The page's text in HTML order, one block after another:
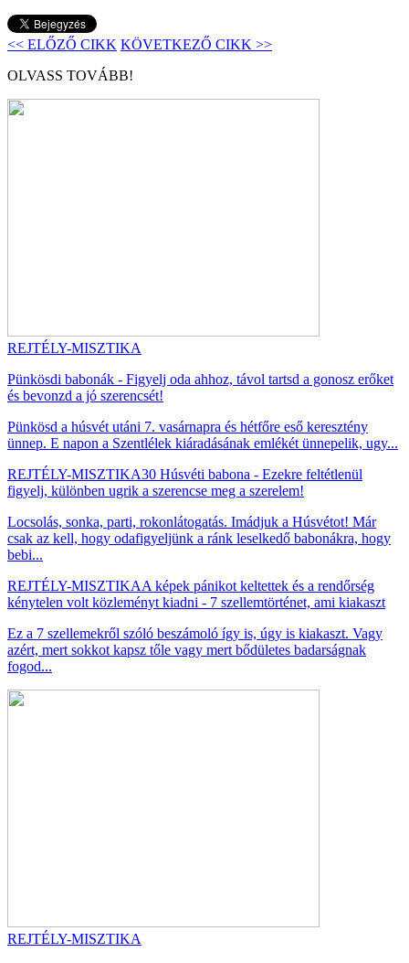
<< ELŐZŐ CIKK KÖVETKEZŐ CIKK >>
OLVASS TOVÁBB!
REJTÉLY-MISZTIKA
Pünkösdi babonák - Figyelj oda ahhoz, távol tartsd a gonosz erőket
és bevonzd a jó szerencsét!
Pünkösd a húsvét utáni 7. vasárnapra és hétfőre eső keresztény
ünnep. E napon a Szentlélek kiáradásának emlékét ünnepelik, ugy...
REJTÉLY-MISZTIKA30 Húsvéti babona - Ezekre feltétlenül
figyelj, különben ugrik a szerencse meg a szerelem!
Locsolás, sonka, parti, rokonlátogatás. Imádjuk a Húsvétot! Már
csak az kell, hogy odafigyeljünk a ránk leselkedő babonákra, hogy
bebi...
REJTÉLY-MISZTIKAA képek pánikot keltettek és a rendőrség
kénytelen volt közleményt kiadni - 7 szellemtörténet, ami kiakaszt
Ez a 7 szellemekről szóló beszámoló így is, úgy is kiakaszt. Vagy
azért, mert sokkot kapsz tőle vagy mert bődületes badarságnak
fogod...
REJTÉLY-MISZTIKA